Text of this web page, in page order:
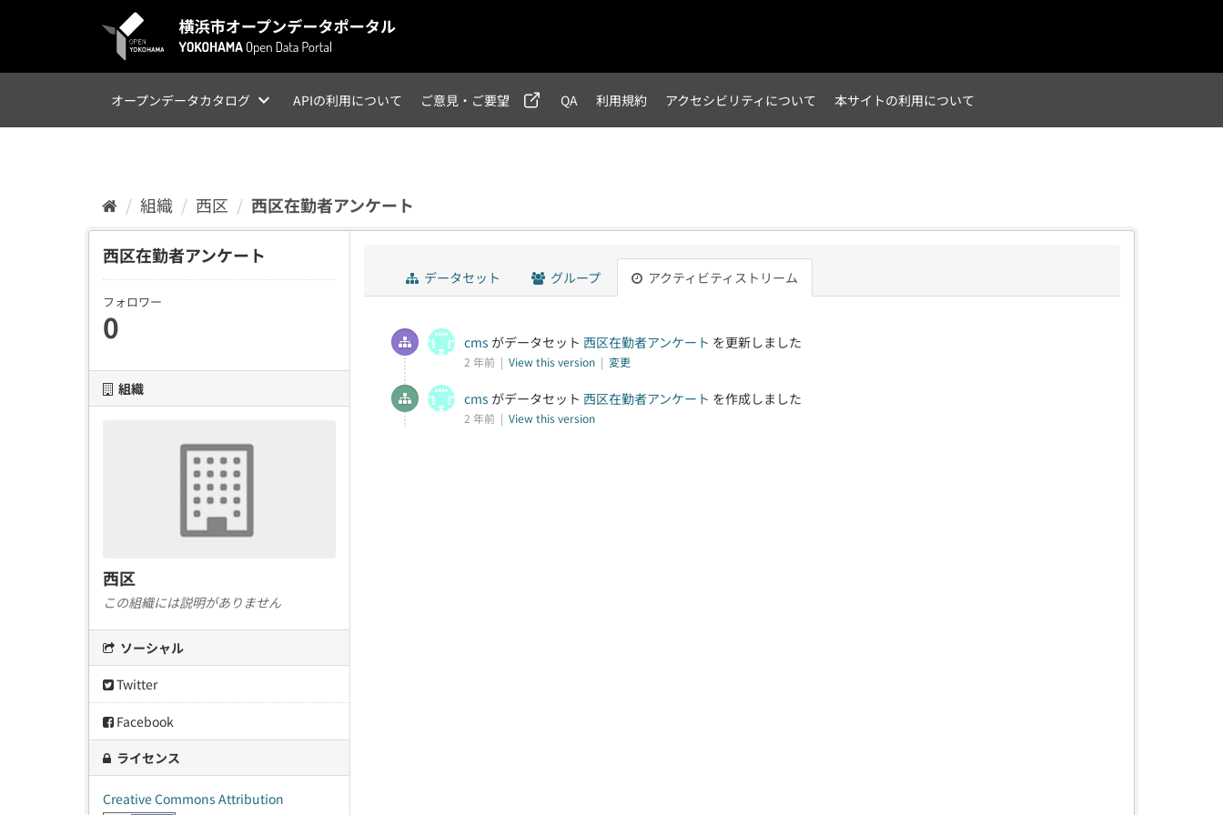
オープンデータカタログ APIの利用について ご意見・ご要望 QA 利用規約 アクセシビリティについて 本サイトの利用について
組織 西区 西区在勤者アンケート
西区在勤者アンケート
フォロワー
0
組織
西区
この組織には説明がありません
ソーシャル
Twitter
Facebook
ライセンス
Creative Commons Attribution
データセット グループ アクティビティストリーム
cms がデータセット 西区在勤者アンケート を更新しました
2 年前 | View this version | 変更
cms がデータセット 西区在勤者アンケート を作成しました
2 年前 | View this version